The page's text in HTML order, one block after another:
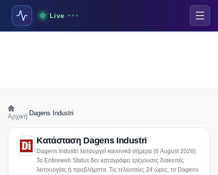
Live
Αρχική Dagens Industri
Κατάσταση Dagens Industri
Dagens Industri λειτουργεί κανονικά σήμερα (6 August 2026).
Το Entireweb Status δεν καταγράφει τρέχουσες διακοπές
λειτουργίας ή προβλήματα. Τις τελευταίες 24 ώρες, το Dagens